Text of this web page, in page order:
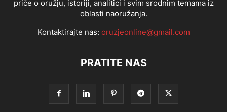
priče o oružju, istoriji, analitici i svim srodnim temama iz
oblasti naoružanja.
Kontaktirajte nas: oruzjeonline@gmail.com
PRATITE NAS